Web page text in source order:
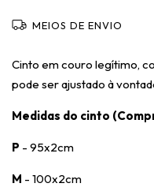
MEIOS DE ENVIO
Cinto em couro legítimo,
pode ser ajustado à
Medidas do cinto
P - 95x2cm
M - 100x2cm